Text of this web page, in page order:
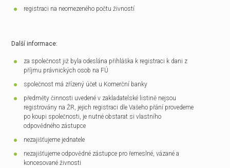
registraci na neomezeného počtu živností
Další informace:
za společnost již byla odeslána přihláška k registraci k dani z
příjmu právnických osob na FÚ
společnost má zřízený účet u Komerční banky
předměty činnosti uvedené v zakladatelské listině nejsou
registrovány na ŽR, jejich registraci dle Vašeho přání provedeme
po koupi společnosti, je nutné obstarat si vlastního
odpovědného zástupce
nezajišťujeme jednatele
nezajišťujeme odpovědné zástupce pro řemeslné, vázané a
koncesované živnosti